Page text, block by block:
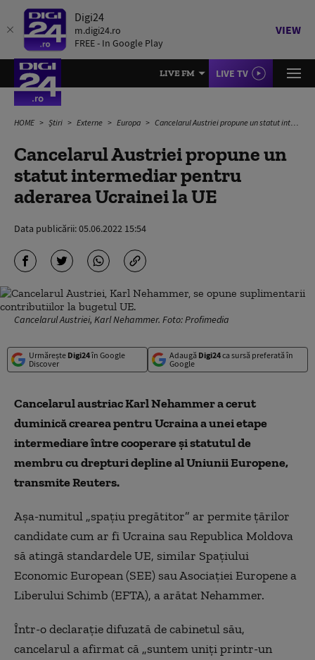
Digi24
m.digi24.ro
FREE - In Google Play
VIEW
LIVE FM LIVE TV
HOME Știri Externe Europa Cancelarul Austriei propune un statut intermediar pentru aderarea Ucrainei la UE
Cancelarul Austriei propune un
statut intermediar pentru
aderarea Ucrainei la UE
Data publicării:05.06.2022 15:54
Cancelarul Austriei, Karl Nehammer. Foto: Profimedia
Urmărește Digi24în Google
Discover
Adaugă Digi24ca sursă preferată în
Google
Cancelarul austriac Karl Nehammer a cerut
duminică crearea pentru Ucraina a unei etape
intermediare între cooperare şi statutul de
membru cu drepturi depline al Uniunii Europene,
transmite Reuters.
Aşa-numitul „spaţiu pregătitor” ar permite ţărilor
candidate cum ar fi Ucraina sau Republica Moldova
să atingă standardele UE, similar Spaţiului
Economic European (SEE) sau Asociaţiei Europene a
Liberului Schimb (EFTA), a arătat Nehammer.
Într-o declaraţie difuzată de cabinetul său,
cancelarul a afirmat că „suntem uniţi printr-un